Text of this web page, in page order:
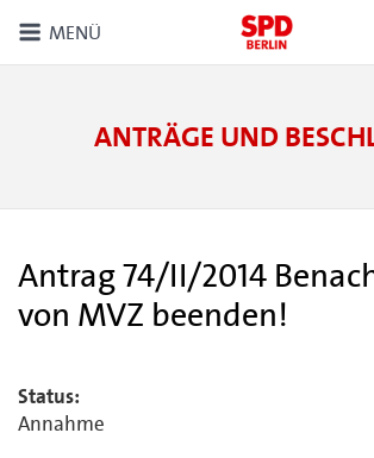
MENÜ
ANTRÄGE UND
Antrag 74/II/2014
von MVZ beenden!
Status:
Annahme